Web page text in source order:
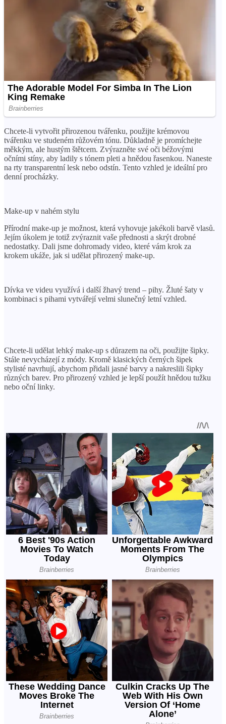
Chcete-li vytvořit přirozenou tvářenku, použijte krémovou
tvářenku ve studeném růžovém tónu. Důkladně je promíchejte
měkkým, ale hustým štětcem. Zvýrazněte své oči béžovými
očními stíny, aby ladily s tónem pleti a hnědou řasenkou. Naneste
na rty transparentní lesk nebo odstín. Tento vzhled je ideální pro
denní procházky.
Make-up v nahém stylu
Přírodní make-up je možnost, která vyhovuje jakékoli barvě vlasů.
Jejím úkolem je totiž zvýraznit vaše přednosti a skrýt drobné
nedostatky. Dali jsme dohromady video, které vám krok za
krokem ukáže, jak si udělat přirozený make-up.
Dívka ve videu využívá i další žhavý trend – pihy. Žluté šaty v
kombinaci s pihami vytvářejí velmi slunečný letní vzhled.
Chcete-li udělat lehký make-up s důrazem na oči, použijte šipky.
Stále nevycházejí z módy. Kromě klasických černých šipek
stylisté navrhují, abychom přidali jasné barvy a nakreslili šipky
různých barev. Pro přirozený vzhled je lepší použít hnědou tužku
nebo oční linky.